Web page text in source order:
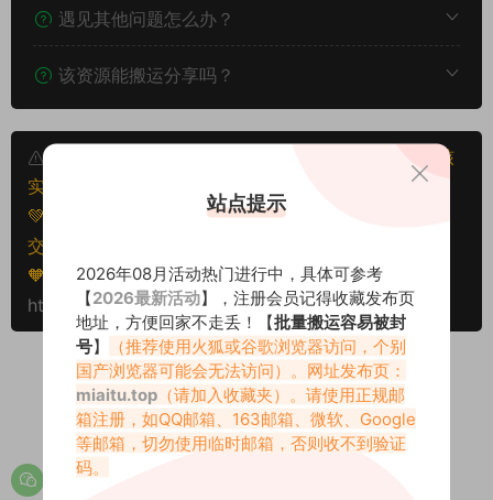
遇见其他问题怎么办？
该资源能搬运分享吗？
本文资源仅供个人参考学习，请勿批量搬运，一经核
实将封禁账号权限！
💚本文资源均来源网友分享，若侵犯了您的权益可以提
交工单处理。
🧡转载请注明出处！原文链接：
https://miaitu.cc/76619.html
0 0
站点提示
2026年08月活动热门进行中，具体可参考
【2026最新活动】，注册会员记得收藏发布页
地址，方便回家不走丢！【批量搬运容易被封
号】
（推荐使用火狐或谷歌浏览器访问，个别
国产浏览器可能会无法访问）。网址发布页：
miaitu.top （请加入收藏夹）。请使用正规邮
箱注册，如QQ邮箱、163邮箱、微软、Google
等邮箱，切勿使用临时邮箱，否则收不到验证
码。